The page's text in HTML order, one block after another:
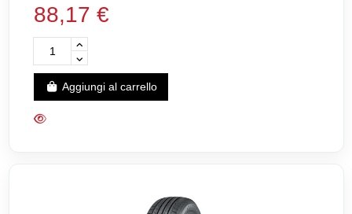
88,17 €
Aggiungi al carrello